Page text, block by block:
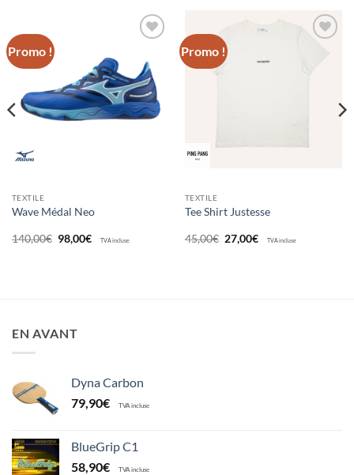
Promo !
aux
souhaits
TEXTILE
Wave Médal Neo
140,00€ Le
prix
98,00€LeTVA incluse
Promo !
TEXTILE
Tee Shirt Justesse
45,00€ Le
prix
27,00€LeTVA incluse
EN AVANT
Dyna Carbon
79,90€ TVA incluse
BlueGrip C1
58,90€ TVA incluse